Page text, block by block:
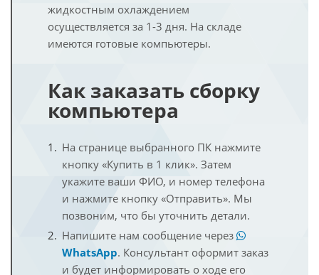
жидкостным охлаждением
осуществляется за 1-3 дня. На складе
имеются готовые компьютеры.
Как заказать сборку
компьютера
На странице выбранного ПК нажмите
кнопку «Купить в 1 клик». Затем
укажите ваши ФИО, и номер телефона
и нажмите кнопку «Отправить». Мы
позвоним, что бы уточнить детали.
Напишите нам сообщение через
WhatsApp. Консультант оформит заказ
и будет информировать о ходе его